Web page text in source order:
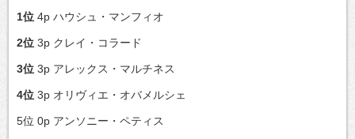
1位 4p ハウシュ・マンフィオ
2位 3p クレイ・コラード
3位 3p アレックス・マルチネス
4位 3p オリヴィエ・オバメルシェ
5位 0p アンソニー・ペティス